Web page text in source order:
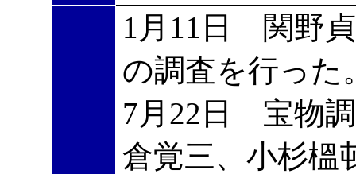
1月11日 関野
の調査を行った
7月22日 宝物
倉覚三、小杉榲